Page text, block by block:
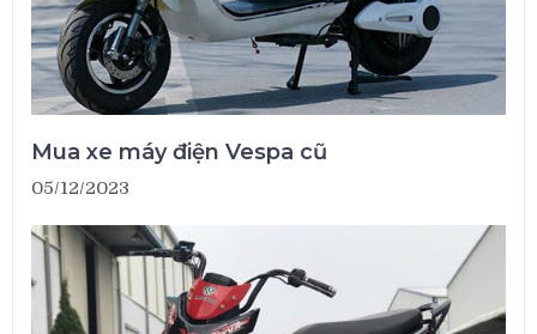
Mua xe máy điện Vespa cũ
05/12/2023